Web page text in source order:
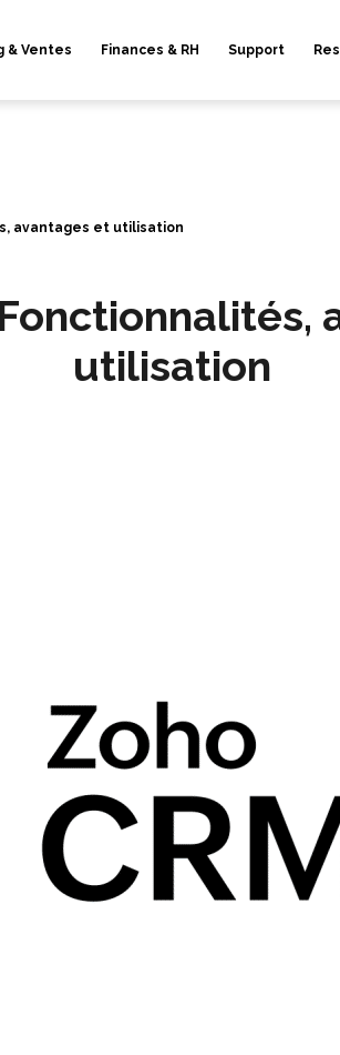
& Ventes Finances & RH Support
avantages et utilisation
utilisation